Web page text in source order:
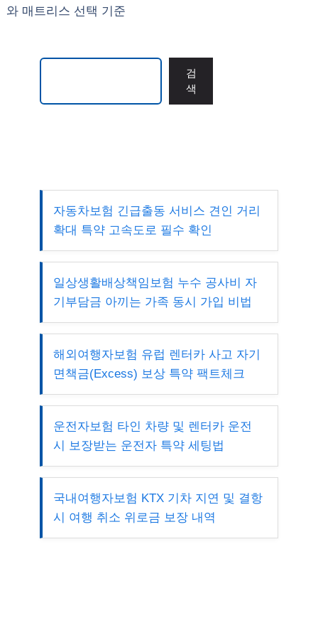
와 매트리스 선택 기준
검
색
자동차보험 긴급출동 서비스 견인 거리
확대 특약 고속도로 필수 확인
일상생활배상책임보험 누수 공사비 자
기부담금 아끼는 가족 동시 가입 비법
해외여행자보험 유럽 렌터카 사고 자기
면책금(Excess) 보상 특약 팩트체크
운전자보험 타인 차량 및 렌터카 운전
시 보장받는 운전자 특약 세팅법
국내여행자보험 KTX 기차 지연 및 결항
시 여행 취소 위로금 보장 내역